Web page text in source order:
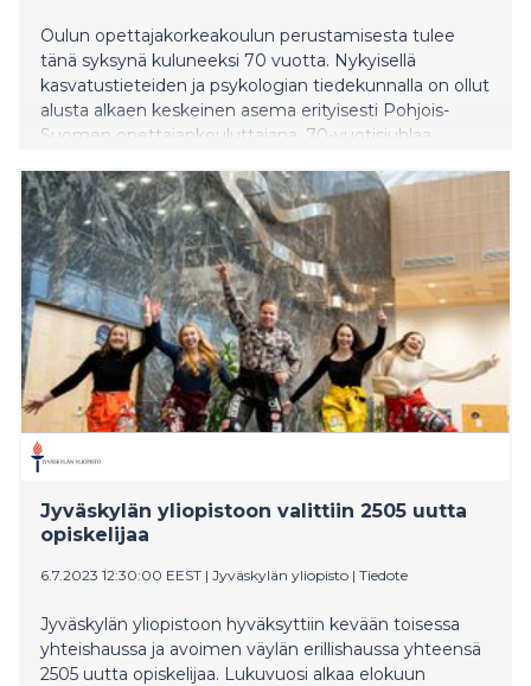
Oulun opettajakorkeakoulun perustamisesta tulee
tänä syksynä kuluneeksi 70 vuotta. Nykyisellä
kasvatustieteiden ja psykologian tiedekunnalla on ollut
alusta alkaen keskeinen asema erityisesti Pohjois-
Suomen opettajankouluttajana. 70-vuotisjuhlaa
Jyväskylän yliopistoon valittiin 2505 uutta
opiskelijaa
6.7.2023 12:30:00 EEST | Jyväskylän yliopisto | Tiedote
Jyväskylän yliopistoon hyväksyttiin kevään toisessa
yhteishaussa ja avoimen väylän erillishaussa yhteensä
2505 uutta opiskelijaa. Lukuvuosi alkaa elokuun